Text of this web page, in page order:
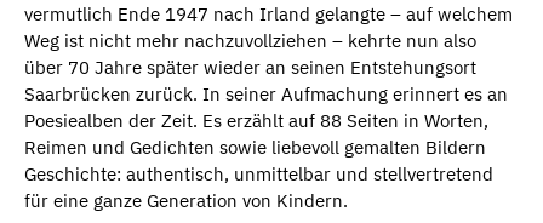
vermutlich Ende 1947 nach Irland gelangte – auf welchem
Weg ist nicht mehr nachzuvollziehen – kehrte nun also
über 70 Jahre später wieder an seinen Entstehungsort
Saarbrücken zurück. In seiner Aufmachung erinnert es an
Poesiealben der Zeit. Es erzählt auf 88 Seiten in Worten,
Reimen und Gedichten sowie liebevoll gemalten Bildern
Geschichte: authentisch, unmittelbar und stellvertretend
für eine ganze Generation von Kindern.